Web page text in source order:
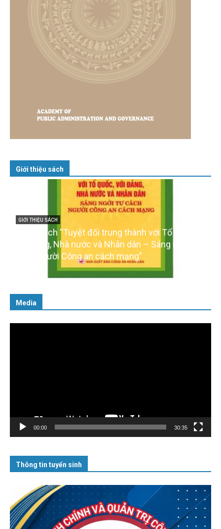
Giới thiệu sách
GIỚI THIỆU SÁCH
Cuốn sách “Tuyệt đối trung thành với Tổ quốc,
với Đảng, Nhà nước và Nhân dân – Sáng ngời tư
cách người Công an cách mạng”
Media
00:00 30:35
Thông tin tuyển sinh